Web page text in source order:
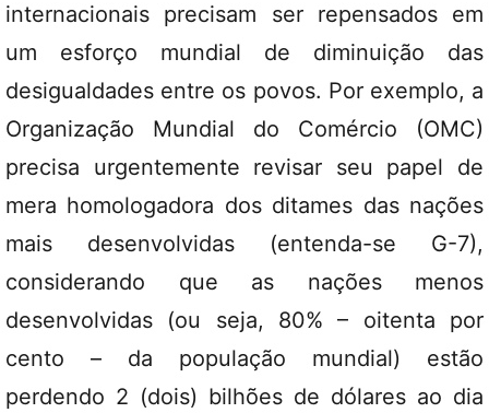
internacionais precisam ser repensados em
um esforço mundial de diminuição das
desigualdades entre os povos. Por exemplo, a
Organização Mundial do Comércio (OMC)
precisa urgentemente revisar seu papel de
mera homologadora dos ditames das nações
mais desenvolvidas (entenda-se G-7),
considerando que as nações menos
desenvolvidas (ou seja, 80% – oitenta por
cento – da população mundial) estão
perdendo 2 (dois) bilhões de dólares ao dia